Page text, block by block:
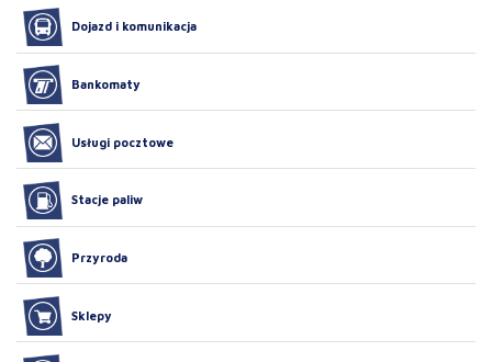
Dojazd i komunikacja
Bankomaty
Usługi pocztowe
Stacje paliw
Przyroda
Sklepy